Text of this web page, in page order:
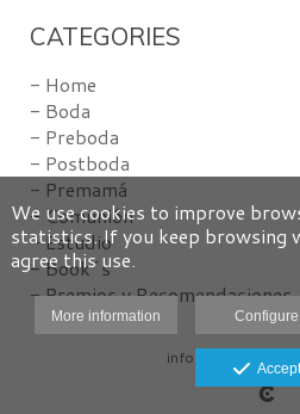
CATEGORIES
- Home
- Boda
- Preboda
- Postboda
- Premamá
- Comunión
- Estudio
- Book´s
- Premios y Recomendaciones
We use cookies to improve
statistics. If you keep browsing
agree this use.
More information Configure
Accept